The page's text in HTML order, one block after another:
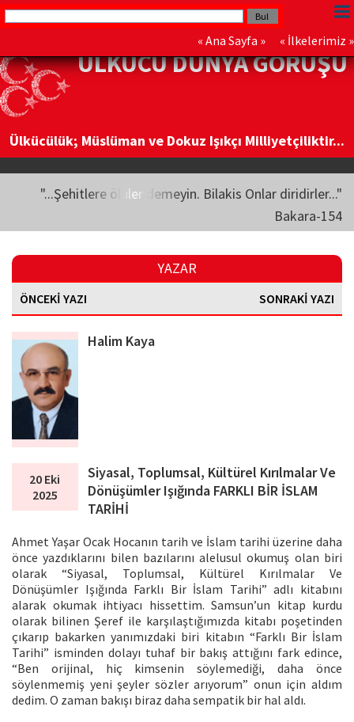
« Ana Sayfa » « İlkelerimiz »
ÜLKÜCÜ DÜNYA GÖRÜŞÜ
Ülkücülük; Müslüman ve Dokuz Işıkçı Milliyetçiliktir...
"...Şehitlere ölüler demeyin. Bilakis Onlar diridirler..."
Bakara-154
YAZAR
ÖNCEKİ YAZI SONRAKİ YAZI
Halim Kaya
20 Eki
2025
Siyasal, Toplumsal, Kültürel Kırılmalar Ve
Dönüşümler Işığında FARKLI BİR İSLAM
TARİHİ
Ahmet Yaşar Ocak Hocanın tarih ve İslam tarihi üzerine daha
önce yazdıklarını bilen bazılarını alelusul okumuş olan biri
olarak “Siyasal, Toplumsal, Kültürel Kırılmalar Ve
Dönüşümler Işığında Farklı Bir İslam Tarihi” adlı kitabını
alarak okumak ihtiyacı hissettim. Samsun’un kitap kurdu
olarak bilinen Şeref ile karşılaştığımızda kitabı poşetinden
çıkarıp bakarken yanımızdaki biri kitabın “Farklı Bir İslam
Tarihi” isminden dolayı tuhaf bir bakış attığını fark edince,
“Ben orijinal, hiç kimsenin söylemediği, daha önce
söylenmemiş yeni şeyler sözler arıyorum” onun için aldım
dedim. O zaman bakışı biraz daha sempatik bir hal aldı.